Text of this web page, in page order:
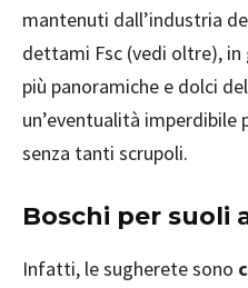
mantenuti dall’industria
dettami Fsc (vedi oltre),
più panoramiche e dolci
un’eventualità imperdibile
senza tanti scrupoli.
Boschi per suoli
Infatti, le sugherete sono